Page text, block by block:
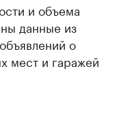
и объема
данные из
о
мест и гаражей